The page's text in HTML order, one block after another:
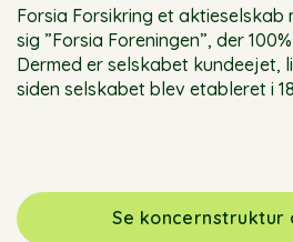
Forsia Forsikring et aktieselskab
sig ”Forsia Foreningen”, der
Dermed er selskabet kundeejet,
siden selskabet blev etableret i
Se koncernstruktur